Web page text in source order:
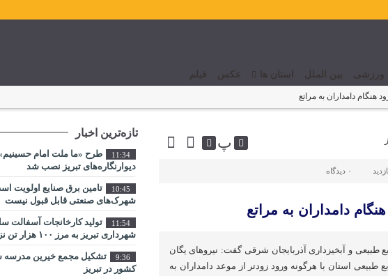
ورزشی بین الملل استان ها عکس فیلم
هنگام دامداران به مراتع
پ
۰ دیدگاه
دامداران به مراتع
طبیعی و آبخیزداری آذربایجان شرقی گفت: نیروهای یگان
طبیعی استان با هرگونه ورود زودتر از موعد دامداران به
تازه‌ترین اخبار
11:34
طرح «ما ملت امام
دیوارنگاره‌های تبریز نصب شد
10:45
تامین برق صنایع اولویت
شهرک‌های صنعتی قابل قبول نیست
11:54
تولید کارخانجات آسفالت
شهرداری تبریز به مرز ۱۰۰ هزار تن نزدیک شد
9:36
تشکیل مجمع خیرین مدرسه
کشور در تبریز